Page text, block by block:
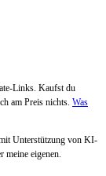
Links. Kaufst du
am Preis nichts. Was
Unterstützung von KI-
meine eigenen.